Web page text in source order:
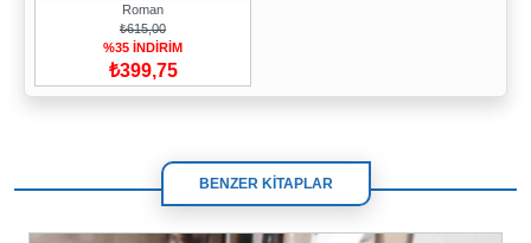
Roman
₺615,00
%35 İNDİRİM
₺399,75
BENZER KİTAPLAR